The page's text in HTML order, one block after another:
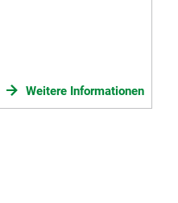
Weitere Informationen